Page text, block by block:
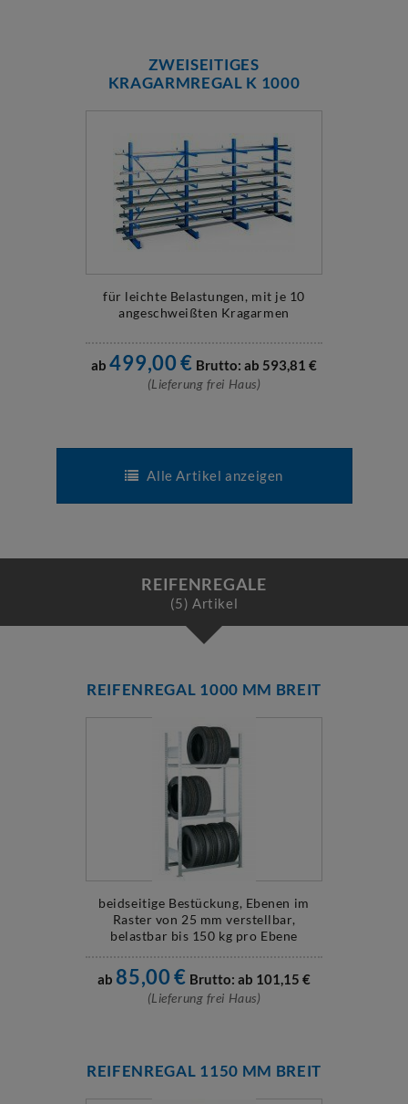
ZWEISEITIGES
KRAGARMREGAL K 1000
für leichte Belastungen, mit je 10
angeschweißten Kragarmen
ab 499,00€ Brutto: ab 593,81 €
(Lieferung frei Haus)
Alle Artikel anzeigen
REIFENREGALE
(5) Artikel
REIFENREGAL 1000 MM BREIT
beidseitige Bestückung, Ebenen im
Raster von 25 mm verstellbar,
belastbar bis 150 kg pro Ebene
ab 85,00€ Brutto: ab 101,15 €
(Lieferung frei Haus)
REIFENREGAL 1150 MM BREIT